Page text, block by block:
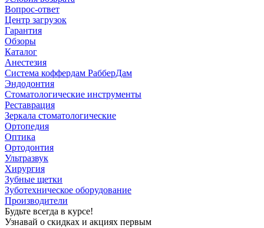
Вопрос-ответ
Центр загрузок
Гарантия
Обзоры
Каталог
Анестезия
Система коффердам РабберДам
Эндодонтия
Стоматологические инструменты
Реставрация
Зеркала стоматологические
Ортопедия
Оптика
Ортодонтия
Ультразвук
Хирургия
Зубные щетки
Зуботехническое оборудование
Производители
Будьте всегда в курсе!
Узнавай о скидках и акциях первым